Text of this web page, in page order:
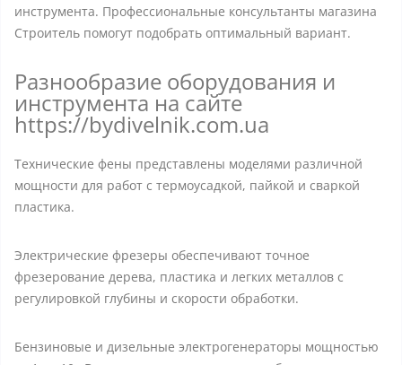
инструмента. Профессиональные консультанты магазина
Строитель помогут подобрать оптимальный вариант.
Разнообразие оборудования и
инструмента на сайте
https://bydivelnik.com.ua
Технические фены представлены моделями различной
мощности для работ с термоусадкой, пайкой и сваркой
пластика.
Электрические фрезеры обеспечивают точное
фрезерование дерева, пластика и легких металлов с
регулировкой глубины и скорости обработки.
Бензиновые и дизельные электрогенераторы мощностью